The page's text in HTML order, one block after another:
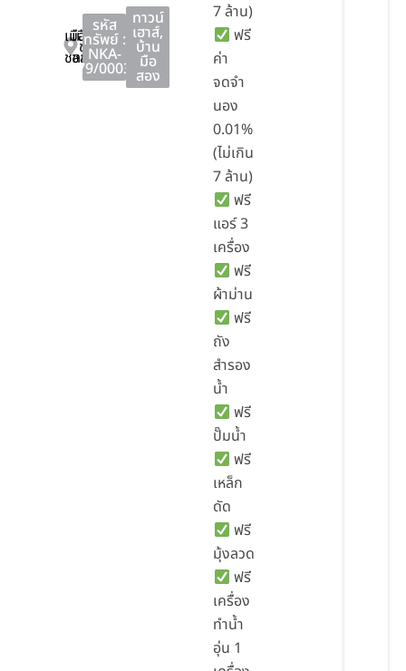
เมือง
ชลบุรี
เมือง
ชลบุรี
ชลบุรี
รหัส
ทรัพย์ :
NKA-
79/0003
ทาวน์
เฮาส์,
บ้าน
มือ
สอง
7 ล้าน)
ฟรี
ค่า
จดจำ
นอง
0.01%
(ไม่เกิน
7 ล้าน)
ฟรี
แอร์ 3
เครื่อง
ฟรี
ผ้าม่าน
ฟรี
ถัง
สำรอง
น้ำ
ฟรี
ปั๊มน้ำ
ฟรี
เหล็ก
ดัด
ฟรี
มุ้งลวด
ฟรี
เครื่อง
ทำน้ำ
อุ่น 1